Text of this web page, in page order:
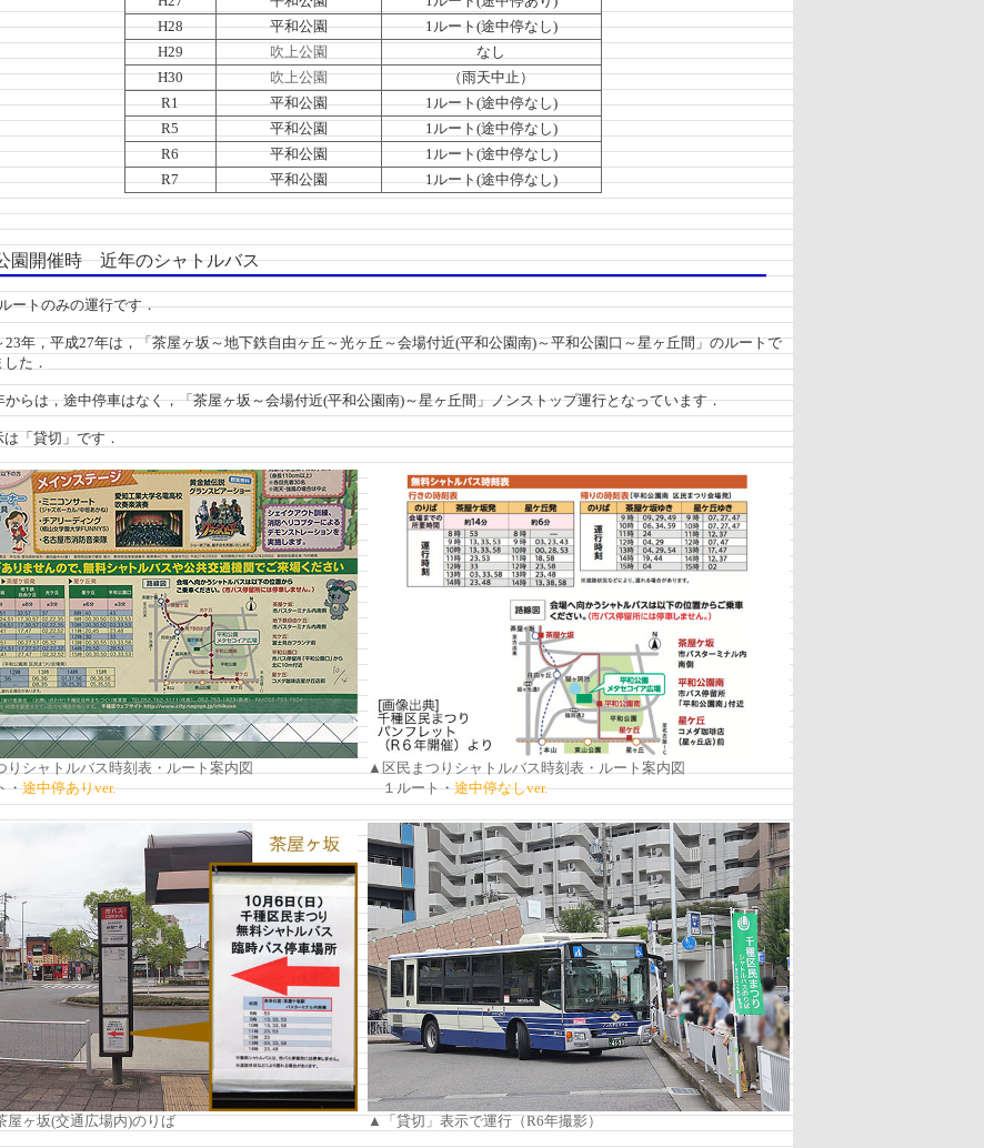
H28
平和公園
1ルート(途中停なし)
H29
吹上公園
なし
H30
吹上公園
（雨天中止）
R1
平和公園
1ルート(途中停なし)
R5
平和公園
1ルート(途中停なし)
R6
平和公園
1ルート(途中停なし)
R7
平和公園 1ルート(途中停なし)
開催時 近年のシャトルバス
トのみの運行です．
年，平成27年は，「茶屋ヶ坂～地下鉄自由ヶ丘～光ヶ丘～会場付近(平和公園南)～平和公園口～星ヶ丘間」のルートで
た．
らは，途中停車はなく，「茶屋ヶ坂～会場付近(平和公園南)～星ヶ丘間」ノンストップ運行となっています．
「貸切」です．
りシャトルバス時刻表・ルート案内図
・途中停ありver.
▲区民まつりシャトルバス時刻表・ルート案内図
１ルート・途中停なしver.
ヶ坂(交通広場内)のりば ▲「貸切」表示で運行（R6年撮影）